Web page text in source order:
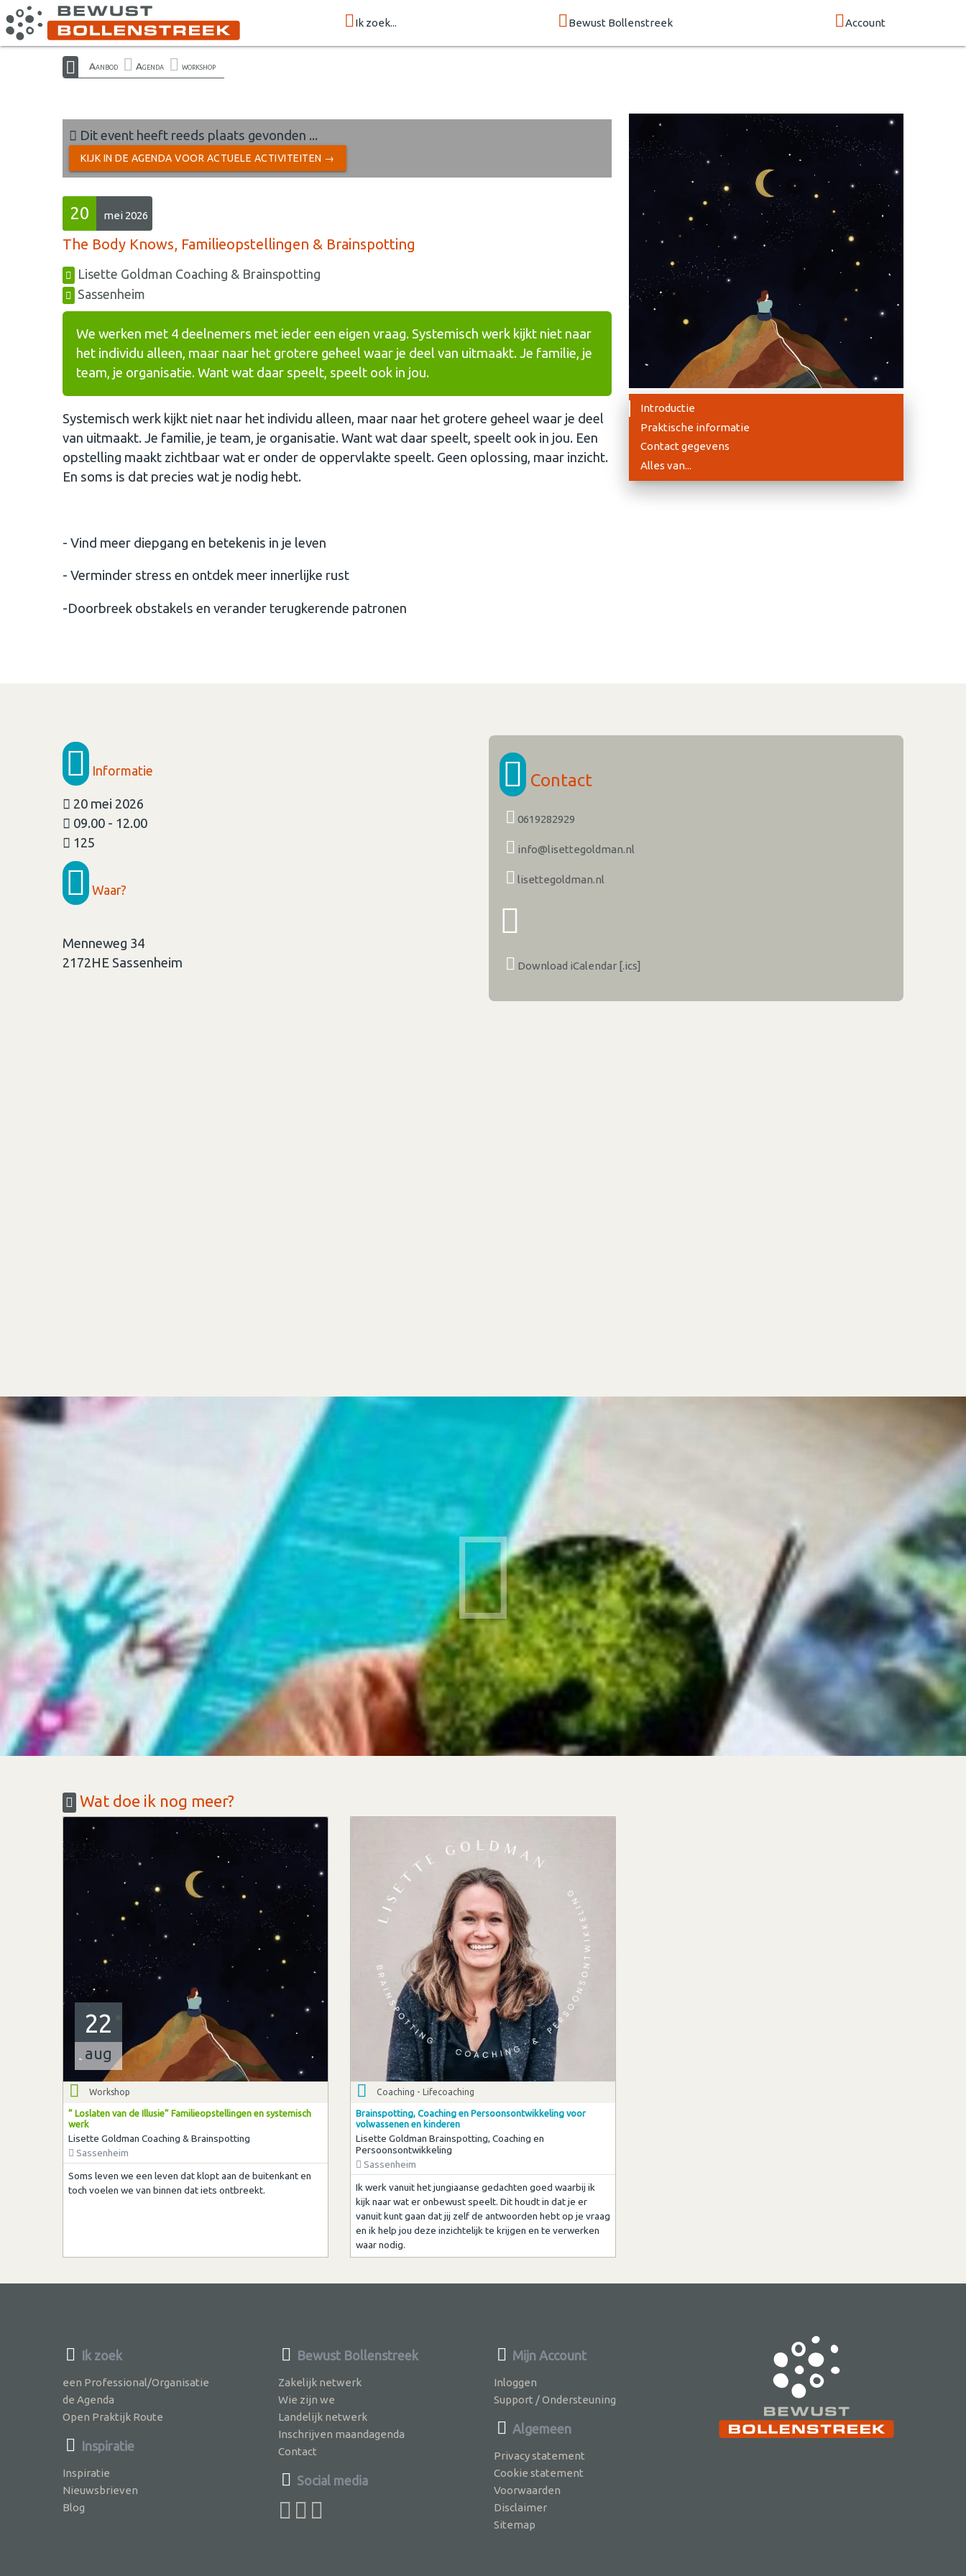
Ik zoek... Bewust Bollenstreek Account
Aanbod Agenda workshop
Dit event heeft reeds plaats gevonden ...
KIJK IN DE AGENDA VOOR ACTUELE ACTIVITEITEN →
20 mei 2026
The Body Knows, Familieopstellingen & Brainspotting
Lisette Goldman Coaching & Brainspotting
Sassenheim
We werken met 4 deelnemers met ieder een eigen vraag. Systemisch werk kijkt niet naar
het individu alleen, maar naar het grotere geheel waar je deel van uitmaakt. Je familie, je
team, je organisatie. Want wat daar speelt, speelt ook in jou.
Systemisch werk kijkt niet naar het individu alleen, maar naar het grotere geheel waar je deel
van uitmaakt. Je familie, je team, je organisatie. Want wat daar speelt, speelt ook in jou. Een
opstelling maakt zichtbaar wat er onder de oppervlakte speelt. Geen oplossing, maar inzicht.
En soms is dat precies wat je nodig hebt.
- Vind meer diepgang en betekenis in je leven
- Verminder stress en ontdek meer innerlijke rust
-Doorbreek obstakels en verander terugkerende patronen
Introductie
Praktische informatie
Contact gegevens
Alles van...
Informatie
20 mei 2026
09.00 - 12.00
125
Waar?
Menneweg 34
2172HE Sassenheim
Contact
0619282929
info@lisettegoldman.nl
lisettegoldman.nl
Download iCalendar [.ics]
Wat doe ik nog meer?
22
aug
Workshop
” Loslaten van de Illusie” Familieopstellingen en systemisch
werk
Lisette Goldman Coaching & Brainspotting
Sassenheim
Soms leven we een leven dat klopt aan de buitenkant en
toch voelen we van binnen dat iets ontbreekt.
Coaching - Lifecoaching
Brainspotting, Coaching en Persoonsontwikkeling voor
volwassenen en kinderen
Lisette Goldman Brainspotting, Coaching en
Persoonsontwikkeling
Sassenheim
Ik werk vanuit het jungiaanse gedachten goed waarbij ik
kijk naar wat er onbewust speelt. Dit houdt in dat je er
vanuit kunt gaan dat jij zelf de antwoorden hebt op je vraag
en ik help jou deze inzichtelijk te krijgen en te verwerken
waar nodig.
Ik zoek
een Professional/Organisatie
de Agenda
Open Praktijk Route
Inspiratie
Inspiratie
Nieuwsbrieven
Blog
Bewust Bollenstreek
Zakelijk netwerk
Wie zijn we
Landelijk netwerk
Inschrijven maandagenda
Contact
Social media
Mijn Account
Inloggen
Support / Ondersteuning
Algemeen
Privacy statement
Cookie statement
Voorwaarden
Disclaimer
Sitemap